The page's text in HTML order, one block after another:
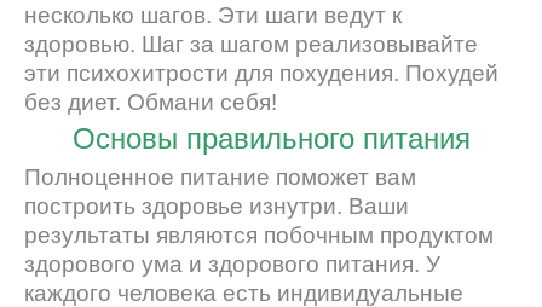
несколько шагов. Эти шаги ведут к
здоровью. Шаг за шагом реализовывайте
эти психохитрости для похудения. Похудей
без диет. Обмани себя!
Основы правильного питания
Полноценное питание поможет вам
построить здоровье изнутри. Ваши
результаты являются побочным продуктом
здорового ума и здорового питания. У
каждого человека есть индивидуальные